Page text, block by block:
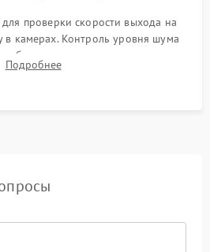
проверки скорости выхода на
в камерах. Контроль уровня шума
обмерзания стенок и корректного
автоматической оттайки.
Подробнее